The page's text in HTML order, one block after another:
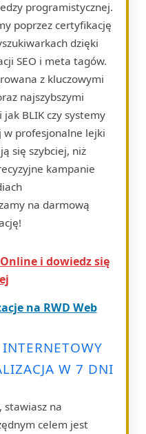
programistycznej.
poprzez certyfikację
dzięki
SEO i meta tagów.
z kluczowymi
najszybszymi
BLIK czy systemy
w profesjonalne lejki
się szybciej, niż
kampanie
na darmową
i dowiedz się
na RWD Web
INTERNETOWY
W 7 DNI
stawiasz na
celem jest